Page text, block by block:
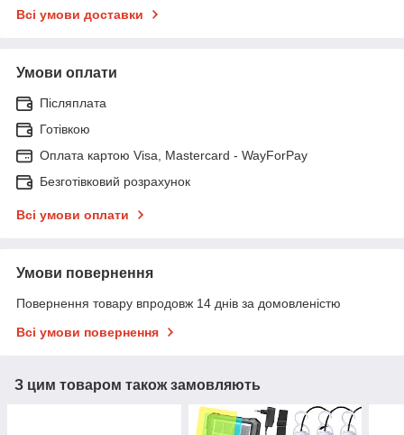
Всі умови доставки
Умови оплати
Післяплата
Готівкою
Оплата картою Visa, Mastercard - WayForPay
Безготівковий розрахунок
Всі умови оплати
Умови повернення
Повернення товару впродовж 14 днів за домовленістю
Всі умови повернення
З цим товаром також замовляють